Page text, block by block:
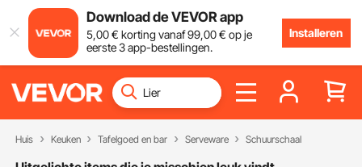
Download de VEVOR app
5,00€ korting vanaf99,00€ op je
eerste 3 app-bestellingen.
Installeren
Huis Keuken Tafelgoed en bar Serveware Schuurschaal